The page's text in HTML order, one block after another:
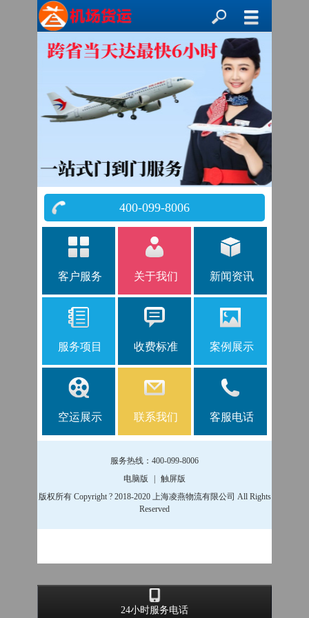
400-099-8006
客户服务 关于我们 新闻资讯
服务项目 收费标准 案例展示
空运展示 联系我们 客服电话
服务热线：400-099-8006
电脑版
触屏版
版权所有 Copyright ? 2018-2020 上海凌燕物流有限公司 All Rights
Reserved
24小时服务电话